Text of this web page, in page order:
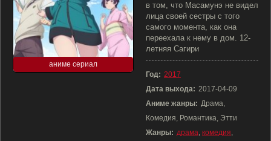
аниме сериал
в том, что Масамунэ не видел
лица своей сестры с того
самого момента, как она
переехала к нему в дом. 12-
летняя Сагири
Год: 2017
Дата выхода: 2017-04-09
Аниме жанры: Драма,
Комедия, Романтика, Этти
Жанры: драма, комедия,